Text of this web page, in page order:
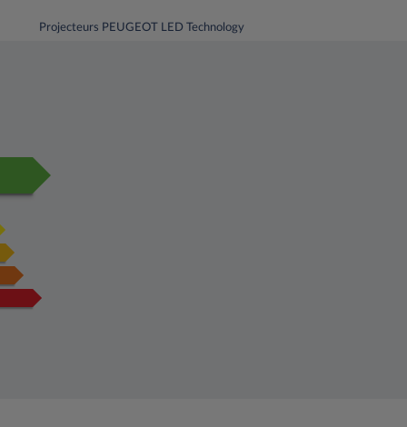
Projecteurs PEUGEOT LED Technology